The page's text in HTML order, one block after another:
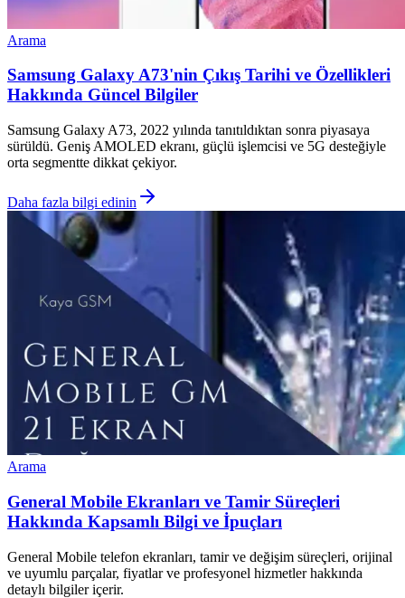
Arama
Samsung Galaxy A73'nin Çıkış Tarihi ve Özellikleri
Hakkında Güncel Bilgiler
Samsung Galaxy A73, 2022 yılında tanıtıldıktan sonra piyasaya
sürüldü. Geniş AMOLED ekranı, güçlü işlemcisi ve 5G desteğiyle
orta segmentte dikkat çekiyor.
Daha fazla bilgi edinin
Arama
General Mobile Ekranları ve Tamir Süreçleri
Hakkında Kapsamlı Bilgi ve İpuçları
General Mobile telefon ekranları, tamir ve değişim süreçleri, orijinal
ve uyumlu parçalar, fiyatlar ve profesyonel hizmetler hakkında
detaylı bilgiler içerir.